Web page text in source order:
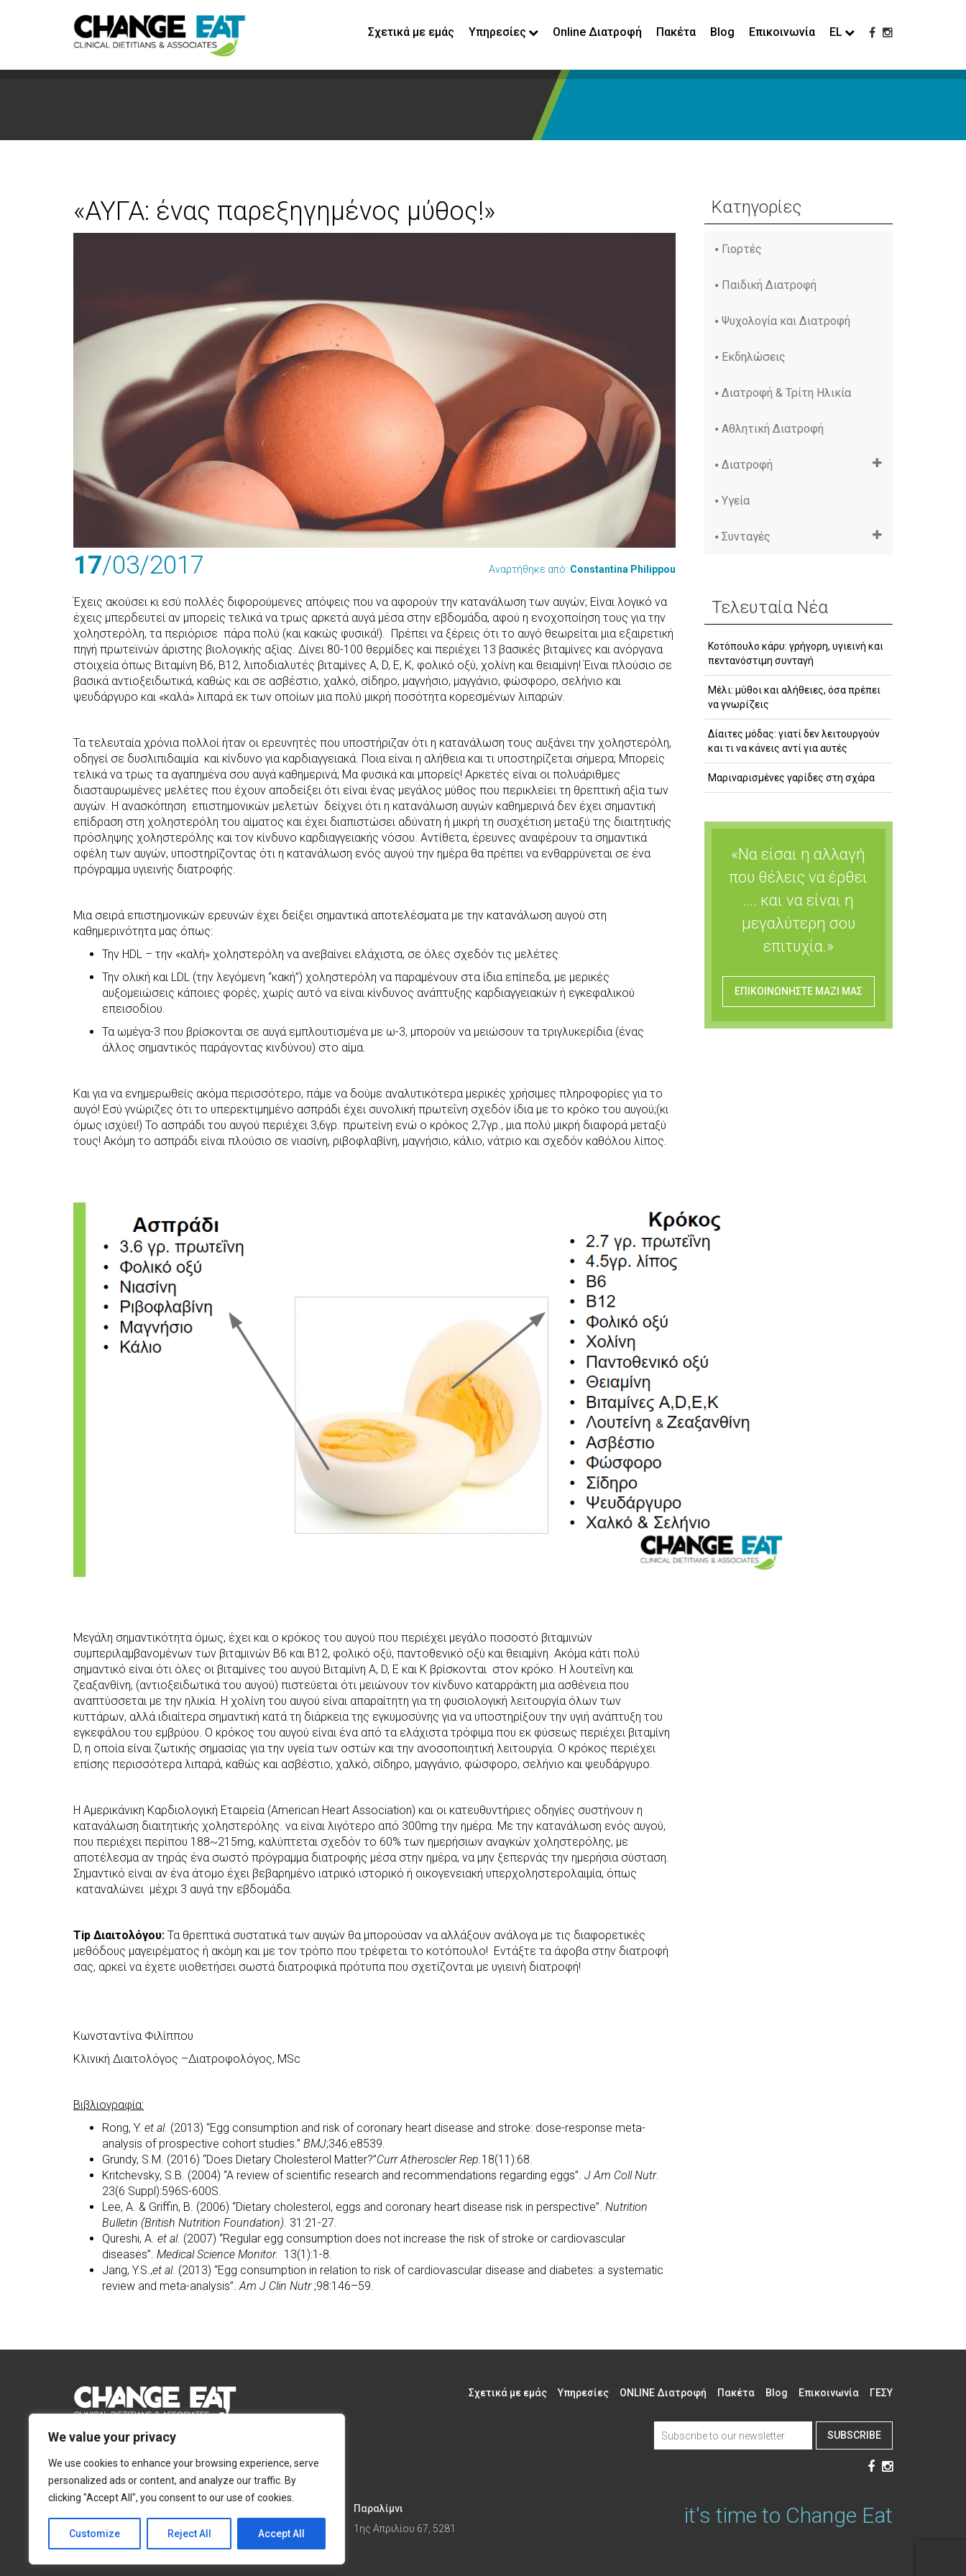
We value your privacy
We use cookies to enhance your browsing experience, serve
personalized ads or content, and analyze our traffic. By
clicking "Accept All", you consent to our use of cookies.
Customize Reject All Accept All
Σχετικά με εμάς Υπηρεσίες Online Διατροφή Πακέτα Blog Επικοινωνία EL
«ΑΥΓΑ: ένας παρεξηγημένος μύθος!»
17/03/2017 Αναρτήθηκε από: Constantina Philippou
Έχεις ακούσει κι εσύ πολλές διφορούμενες απόψεις που να αφορούν την κατανάλωση των αυγών; Είναι λογικό να
έχεις μπερδευτεί αν μπορείς τελικά να τρως αρκετά αυγά μέσα στην εβδομάδα, αφού η ενοχοποίηση τους για την
χοληστερόλη, τα περιόρισε πάρα πολύ (και κακώς φυσικά!). Πρέπει να ξέρεις ότι το αυγό θεωρείται μια εξαιρετική
πηγή πρωτεϊνών άριστης βιολογικής αξίας. Δίνει 80-100 θερμίδες και περιέχει 13 βασικές βιταμίνες και ανόργανα
στοιχεία όπως Βιταμίνη Β6, Β12, λιποδιαλυτές βιταμίνες A, D, E, K, φολικό oξύ, χολίνη και θειαμίνη! Έιναι πλούσιο σε
βασικά αντιοξειδωτικά, καθώς και σε ασβέστιο, χαλκό, σίδηρο, μαγνήσιο, μαγγάνιο, φώσφορο, σελήνιο και
ψευδάργυρο και «καλά» λιπαρά εκ των οποίων μια πολύ μικρή ποσότητα κορεσμένων λιπαρών.
Τα τελευταία χρόνια πολλοί ήταν οι ερευνητές που υποστήριζαν ότι η κατανάλωση τους αυξάνει την χοληστερόλη,
οδηγεί σε δυσλιπιδαιμία και κίνδυνο για καρδιαγγειακά. Ποια είναι η αλήθεια και τι υποστηρίζεται σήμερα; Μπορείς
τελικά να τρως τα αγαπημένα σου αυγά καθημερινά; Μα φυσικά και μπορείς! Αρκετές είναι οι πολυάριθμες
διασταυρωμένες μελέτες που έχουν αποδείξει ότι είναι ένας μεγάλος μύθος που περικλείει τη θρεπτική αξία των
αυγών. Η ανασκόπηση επιστημονικών μελετών δείχνει ότι η κατανάλωση αυγών καθημερινά δεν έχει σημαντική
επίδραση στη χοληστερόλη του αίματος και έχει διαπιστώσει αδύνατη ή μικρή τη συσχέτιση μεταξύ της διαιτητικής
πρόσληψης χοληστερόλης και τον κίνδυνο καρδιαγγειακής νόσου. Αντίθετα, έρευνες αναφέρουν τα σημαντικά
οφέλη των αυγών, υποστηρίζοντας ότι η κατανάλωση ενός αυγού την ημέρα θα πρέπει να ενθαρρύνεται σε ένα
πρόγραμμα υγιεινής διατροφής.
Μια σειρά επιστημονικών ερευνών έχει δείξει σημαντικά αποτελέσματα με την κατανάλωση αυγού στη
καθημερινότητα μας όπως:
Την HDL – την «καλή» χοληστερόλη να ανεβαίνει ελάχιστα, σε όλες σχεδόν τις μελέτες.
Την ολική και LDL (την λεγόμενη “κακή”) χοληστερόλη να παραμένουν στα ίδια επίπεδα, με μερικές
αυξομειώσεις κάποιες φορές, χωρίς αυτό να είναι κίνδυνος ανάπτυξης καρδιαγγειακών ή εγκεφαλικού
επεισοδίου.
Τα ωμέγα-3 που βρίσκονται σε αυγά εμπλουτισμένα με ω-3, μπορούν να μειώσουν τα τριγλυκερίδια (ένας
άλλος σημαντικός παράγοντας κινδύνου) στο αίμα.
Και για να ενημερωθείς ακόμα περισσότερο, πάμε να δούμε αναλυτικότερα μερικές χρήσιμες πληροφορίες για το
αυγό! Εσύ γνώριζες ότι το υπερεκτιμημένο ασπράδι έχει συνολική πρωτεΐνη σχεδόν ίδια με το κρόκο του αυγού;(κι
όμως ισχύει!) Το ασπράδι του αυγού περιέχει 3,6γρ. πρωτείνη ενώ ο κρόκος 2,7γρ., μια πολύ μικρή διαφορά μεταξύ
τους! Ακόμη το ασπράδι είναι πλούσιο σε νιασίνη, ριβοφλαβίνη, μαγνήσιο, κάλιο, νάτριο και σχεδόν καθόλου λίπος.
Μεγάλη σημαντικότητα όμως, έχει και ο κρόκος του αυγού που περιέχει μεγάλο ποσοστό βιταμινών
συμπεριλαμβανομένων των βιταμινών Β6 και Β12, φολικό οξύ, παντοθενικό οξύ και θειαμίνη. Ακόμα κάτι πολύ
σημαντικό είναι ότι όλες οι βιταμίνες του αυγού Βιταμίνη A, D, E και Κ βρίσκονται στον κρόκο. Η λουτεΐνη και
ζεαξανθίνη, (αντιοξειδωτικά του αυγού) πιστεύεται ότι μειώνουν τον κίνδυνο καταρράκτη μια ασθένεια που
αναπτύσσεται με την ηλικία. Η χολίνη του αυγού είναι απαραίτητη για τη φυσιολογική λειτουργία όλων των
κυττάρων, αλλά ιδιαίτερα σημαντική κατά τη διάρκεια της εγκυμοσύνης για να υποστηρίξουν την υγιή ανάπτυξη του
εγκεφάλου του εμβρύου. Ο κρόκος του αυγού είναι ένα από τα ελάχιστα τρόφιμα που εκ φύσεως περιέχει βιταμίνη
D, η οποία είναι ζωτικής σημασίας για την υγεία των οστών και την ανοσοποιητική λειτουργία. Ο κρόκος περιέχει
επίσης περισσότερα λιπαρά, καθώς και ασβέστιο, χαλκό, σίδηρο, μαγγάνιο, φώσφορο, σελήνιο και ψευδάργυρο.
Η Αμερικάνικη Καρδιολογική Εταιρεία (American Heart Association) και οι κατευθυντήριες οδηγίες συστήνουν η
κατανάλωση διαιτητικής χοληστερόλης. να είναι λιγότερο από 300mg την ημέρα. Με την κατανάλωση ενός αυγού,
που περιέχει περίπου 188~215mg, καλύπτεται σχεδόν το 60% των ημερήσιων αναγκών χοληστερόλης, με
αποτέλεσμα αν τηράς ένα σωστό πρόγραμμα διατροφής μέσα στην ημέρα, να μην ξεπερνάς την ημερήσια σύσταση.
Σημαντικό είναι αν ένα άτομο έχει βεβαρημένο ιατρικό ιστορικό ή οικογενειακή υπερχοληστερολαιμία, όπως
καταναλώνει μέχρι 3 αυγά την εβδομάδα.
Tip Διαιτολόγου: Τα θρεπτικά συστατικά των αυγών θα μπορούσαν να αλλάξουν ανάλογα με τις διαφορετικές
μεθόδους μαγειρέματος ή ακόμη και με τον τρόπο που τρέφεται το κοτόπουλο! Εντάξτε τα άφοβα στην διατροφή
σας, αρκεί να έχετε υιοθετήσει σωστά διατροφικά πρότυπα που σχετίζονται με υγιεινή διατροφή!
Κωνσταντίνα Φιλίππου
Κλινική Διαιτολόγος –Διατροφολόγος, MSc
Βιβλιογραφία:
Rong, Y. et al. (2013) “Egg consumption and risk οf coronary heart disease and stroke: dose-response meta-
analysis of prospective cohort studies.” BMJ;346:e8539.
Grundy, S.M. (2016) “Does Dietary Cholesterol Matter?”Curr Atheroscler Rep.18(11):68.
Kritchevsky, S.B. (2004) “A review of scientific research and recommendations regarding eggs”. J Am Coll Nutr.
23(6 Suppl):596S-600S.
Lee, A. & Griffin, B. (2006) “Dietary cholesterol, eggs and coronary heart disease risk in perspective”. Nutrition
Bulletin (British Nutrition Foundation). 31:21-27.
Qureshi, A. et al. (2007) “Regular egg consumption does not increase the risk of stroke or cardiovascular
diseases”. Medical Science Monitor. 13(1):1-8.
Jang, Y.S.,et al. (2013) “Egg consumption in relation to risk of cardiovascular disease and diabetes: a systematic
review and meta-analysis”. Am J Clin Nutr;98:146–59.
Κατηγορίες
Γιορτές
Παιδική Διατροφή
Ψυχολογία και Διατροφή
Εκδηλώσεις
Διατροφή & Τρίτη Ηλικία
Αθλητική Διατροφή
Διατροφή
Υγεία
Συνταγές
Τελευταία Νέα
Κοτόπουλο κάρυ: γρήγορη, υγιεινή και
πεντανόστιμη συνταγή
Μέλι: μύθοι και αλήθειες, όσα πρέπει
να γνωρίζεις
Δίαιτες μόδας: γιατί δεν λειτουργούν
και τι να κάνεις αντί για αυτές
Μαριναρισμένες γαρίδες στη σχάρα
«Να είσαι η αλλαγή
που θέλεις να έρθει
…. και να είναι η
μεγαλύτερη σου
επιτυχία.»
ΕΠΙΚΟΙΝΩΝΗΣΤΕ ΜΑΖΙ ΜΑΣ
Email:Info@changeeat.com.cy
Telephone: 77 77 77 51
Σχετικά με εμάς Υπηρεσίες ONLINE Διατροφή Πακέτα Blog Επικοινωνία ΓΕΣΥ
SUBSCRIBE
Αγίας Άννας 4, 2054,
Αγίας Φυλάξεως 32,
Παραλίμνι
1ης Απριλίου 67, 5281
it's time to Change Eat